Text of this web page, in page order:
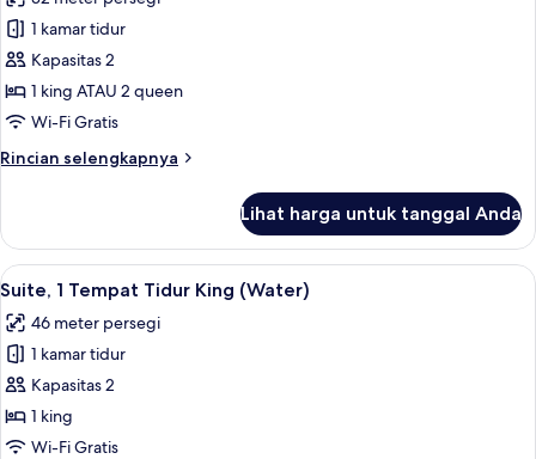
King,
pemandangan
sungai
(Juliet
Balcony)
foto
untuk
Kamar
Premium
1 kamar tidur
Kapasitas 2
1 king ATAU 2 queen
Wi-Fi Gratis
Rincian selengkapnya
Rincian
Kamar
Premium
Lihat harga untuk tanggal Anda
Lihat
semua
foto
untuk
Suite,
1
Tempat
1 kamar tidur, seprai katun Mesir,
9
Suite, 1 Tempat Tidur King (Water)
46 meter persegi
1 kamar tidur
Kapasitas 2
1 king
Wi-Fi Gratis